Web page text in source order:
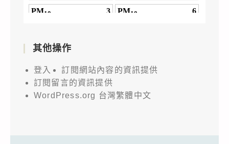
其他操作
登入
訂閱網站內容的資訊提供
訂閱留言的資訊提供
WordPress.org 台灣繁體中文